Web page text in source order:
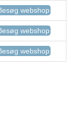
webshop
webshop
webshop